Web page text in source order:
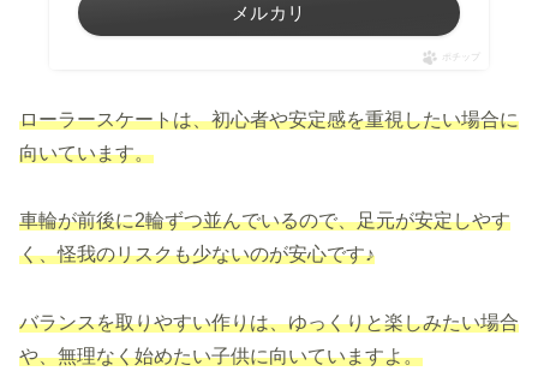
メルカリ
ポチップ
ローラースケートは、初心者や安定感を重視したい場合に
向いています。
車輪が前後に2輪ずつ並んでいるので、足元が安定しやす
く、怪我のリスクも少ないのが安心です♪
バランスを取りやすい作りは、ゆっくりと楽しみたい場合
や、無理なく始めたい子供に向いていますよ。